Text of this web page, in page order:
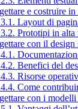
e costruire in
Layout di
Prototipi in alta
con il design
Benefici del
Risorse
Come
con i